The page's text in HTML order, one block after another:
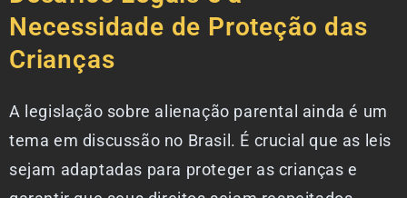
Necessidade de Proteção das
Crianças
A legislação sobre alienação parental ainda é um
tema em discussão no Brasil. É crucial que as leis
sejam adaptadas para proteger as crianças e